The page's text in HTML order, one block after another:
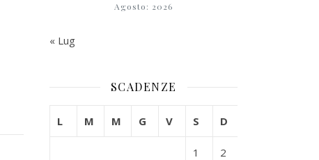
Agosto: 2026
« Lug
SCADENZE
L M M G V S D
1 2